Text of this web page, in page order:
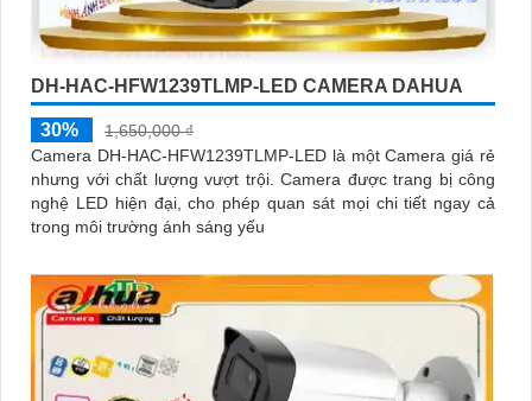
DH-HAC-HFW1239TLMP-LED CAMERA DAHUA
30%
1,650,000 ₫
Camera DH-HAC-HFW1239TLMP-LED là một Camera giá rẻ
nhưng với chất lượng vượt trội. Camera được trang bị công
nghệ LED hiện đại, cho phép quan sát mọi chi tiết ngay cả
trong môi trường ánh sáng yếu